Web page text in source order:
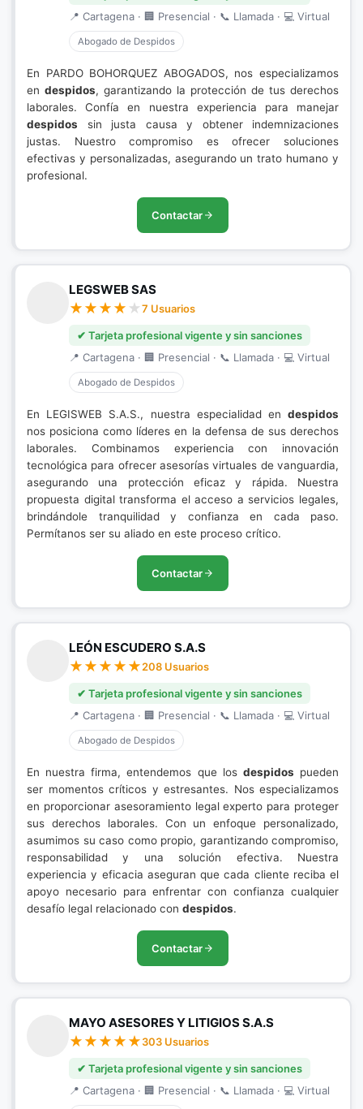
📍 Cartagena · 🏢 Presencial · 📞 Llamada · 💻 Virtual
Abogado de Despidos
En PARDO BOHORQUEZ ABOGADOS, nos especializamos
en despidos, garantizando la protección de tus derechos
laborales. Confía en nuestra experiencia para manejar
despidos sin justa causa y obtener indemnizaciones
justas. Nuestro compromiso es ofrecer soluciones
efectivas y personalizadas, asegurando un trato humano y
profesional.
Contactar
LEGSWEB SAS
7 Usuarios
✔ Tarjeta profesional vigente y sin sanciones
📍 Cartagena · 🏢 Presencial · 📞 Llamada · 💻 Virtual
Abogado de Despidos
En LEGISWEB S.A.S., nuestra especialidad en despidos
nos posiciona como líderes en la defensa de sus derechos
laborales. Combinamos experiencia con innovación
tecnológica para ofrecer asesorías virtuales de vanguardia,
asegurando una protección eficaz y rápida. Nuestra
propuesta digital transforma el acceso a servicios legales,
brindándole tranquilidad y confianza en cada paso.
Permítanos ser su aliado en este proceso crítico.
Contactar
LEÓN ESCUDERO S.A.S
208 Usuarios
✔ Tarjeta profesional vigente y sin sanciones
📍 Cartagena · 🏢 Presencial · 📞 Llamada · 💻 Virtual
Abogado de Despidos
En nuestra firma, entendemos que los despidos pueden
ser momentos críticos y estresantes. Nos especializamos
en proporcionar asesoramiento legal experto para proteger
sus derechos laborales. Con un enfoque personalizado,
asumimos su caso como propio, garantizando compromiso,
responsabilidad y una solución efectiva. Nuestra
experiencia y eficacia aseguran que cada cliente reciba el
apoyo necesario para enfrentar con confianza cualquier
desafío legal relacionado con despidos.
Contactar
MAYO ASESORES Y LITIGIOS S.A.S
303 Usuarios
✔ Tarjeta profesional vigente y sin sanciones
📍 Cartagena · 🏢 Presencial · 📞 Llamada · 💻 Virtual